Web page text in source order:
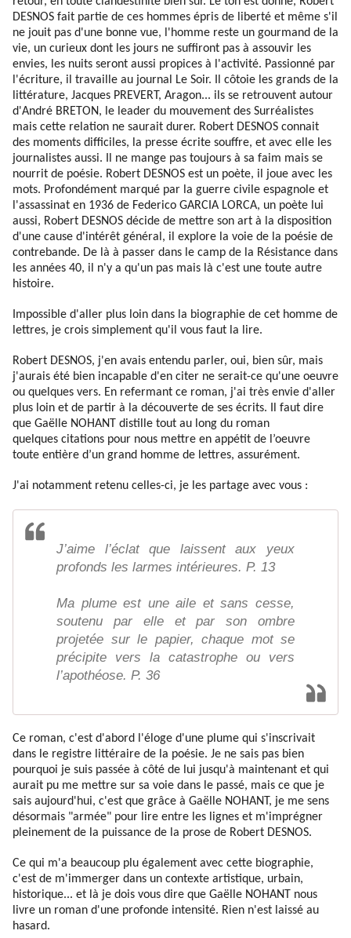
DESNOS fait partie de ces hommes épris de liberté et même s'il
ne jouit pas d'une bonne vue, l'homme reste un gourmand de la
vie, un curieux dont les jours ne suffiront pas à assouvir les
envies, les nuits seront aussi propices à l'activité. Passionné par
l'écriture, il travaille au journal Le Soir. Il côtoie les grands de la
littérature, Jacques PREVERT, Aragon... ils se retrouvent autour
d'André BRETON, le leader du mouvement des Surréalistes
mais cette relation ne saurait durer. Robert DESNOS connait
des moments difficiles, la presse écrite souffre, et avec elle les
journalistes aussi. Il ne mange pas toujours à sa faim mais se
nourrit de poésie. Robert DESNOS est un poète, il joue avec les
mots. Profondément marqué par la guerre civile espagnole et
l'assassinat en 1936 de Federico GARCIA LORCA, un poète lui
aussi, Robert DESNOS décide de mettre son art à la disposition
d'une cause d'intérêt général, il explore la voie de la poésie de
contrebande. De là à passer dans le camp de la Résistance dans
les années 40, il n'y a qu'un pas mais là c'est une toute autre
histoire.
Impossible d'aller plus loin dans la biographie de cet homme de
lettres, je crois simplement qu'il vous faut la lire.
Robert DESNOS, j'en avais entendu parler, oui, bien sûr, mais
j'aurais été bien incapable d'en citer ne serait-ce qu'une oeuvre
ou quelques vers. En refermant ce roman, j'ai très envie d'aller
plus loin et de partir à la découverte de ses écrits. Il faut dire
que Gaëlle NOHANT distille tout au long du roman
quelques citations pour nous mettre en appétit de l’oeuvre
toute entière d’un grand homme de lettres, assurément.
J'ai notamment retenu celles-ci, je les partage avec vous :
J’aime l’éclat que laissent aux yeux
profonds les larmes intérieures. P. 13
Ma plume est une aile et sans cesse,
soutenu par elle et par son ombre
projetée sur le papier, chaque mot se
précipite vers la catastrophe ou vers
l’apothéose. P. 36
Ce roman, c'est d'abord l'éloge d'une plume qui s'inscrivait
dans le registre littéraire de la poésie. Je ne sais pas bien
pourquoi je suis passée à côté de lui jusqu'à maintenant et qui
aurait pu me mettre sur sa voie dans le passé, mais ce que je
sais aujourd'hui, c'est que grâce à Gaëlle NOHANT, je me sens
désormais "armée" pour lire entre les lignes et m'imprégner
pleinement de la puissance de la prose de Robert DESNOS.
Ce qui m'a beaucoup plu également avec cette biographie,
c'est de m'immerger dans un contexte artistique, urbain,
historique... et là je dois vous dire que Gaëlle NOHANT nous
livre un roman d'une profonde intensité. Rien n'est laissé au
hasard.